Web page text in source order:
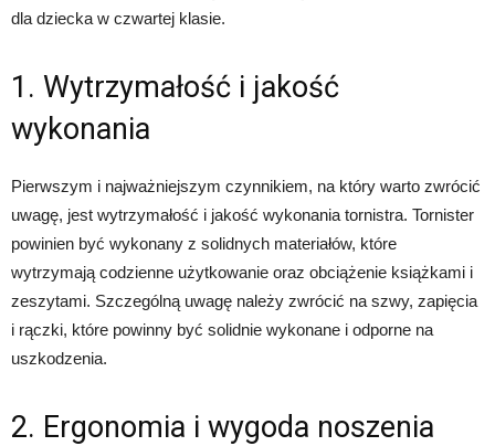
dla dziecka w czwartej klasie.
1. Wytrzymałość i jakość
wykonania
Pierwszym i najważniejszym czynnikiem, na który warto zwrócić
uwagę, jest wytrzymałość i jakość wykonania tornistra. Tornister
powinien być wykonany z solidnych materiałów, które
wytrzymają codzienne użytkowanie oraz obciążenie książkami i
zeszytami. Szczególną uwagę należy zwrócić na szwy, zapięcia
i rączki, które powinny być solidnie wykonane i odporne na
uszkodzenia.
2. Ergonomia i wygoda noszenia